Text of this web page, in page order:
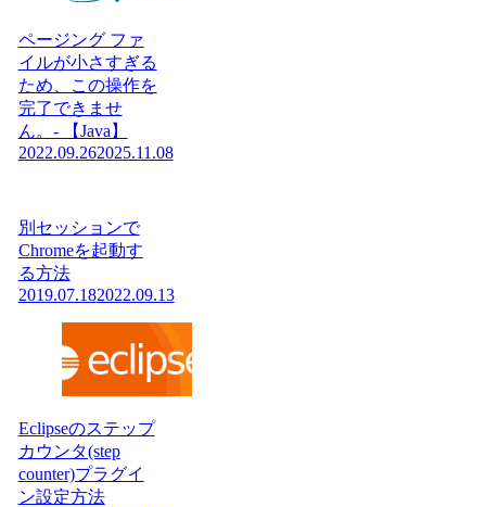
ページング ファ
イルが小さすぎる
ため、この操作を
完了できませ
ん。- 【Java】
2022.09.262025.11.08
別セッションで
Chromeを起動す
る方法
2019.07.182022.09.13
Eclipseのステップ
カウンタ(step
counter)プラグイ
ン設定方法